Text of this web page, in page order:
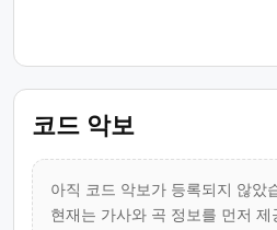
코드 악보
아직 코드 악보가 등록되지 않았
현재는 가사와 곡 정보를 먼저